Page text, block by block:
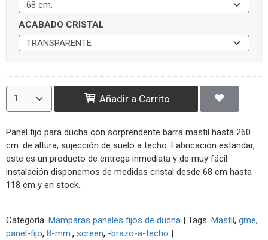
ACABADO CRISTAL
Añadir a Carrito
Panel fijo para ducha con sorprendente barra mastil hasta 260
cm. de altura, sujección de suelo a techo. Fabricación estándar,
este es un producto de entrega inmediata y de muy fácil
instalación disponemos de medidas cristal desde 68 cm hasta
118 cm y en stock..
Categoría: Mamparas paneles fijos de ducha | Tags: Mastil gme
panel-fijo 8-mm. screen -brazo-a-techo |